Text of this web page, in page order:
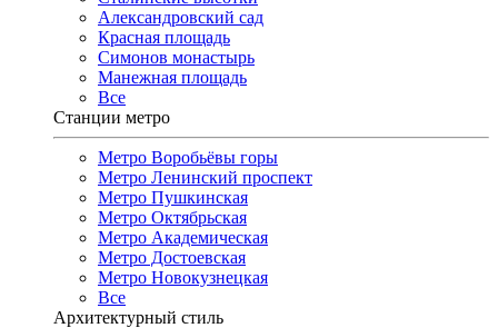
Александровский сад
Красная площадь
Симонов монастырь
Манежная площадь
Все
Станции метро
Метро Воробьёвы горы
Метро Ленинский проспект
Метро Пушкинская
Метро Октябрьская
Метро Академическая
Метро Достоевская
Метро Новокузнецкая
Все
Архитектурный стиль